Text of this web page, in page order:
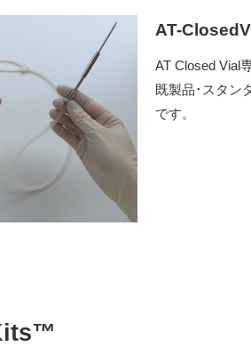
AT-
AT Closed Vial
既製品･スタン
です。